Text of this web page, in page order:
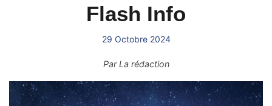
Flash Info
29 Octobre 2024
ParLa rédaction